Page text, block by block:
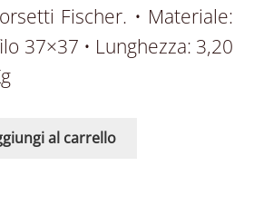
Fischer. • Materiale:
37×37 • Lunghezza: 3,20
al carrello